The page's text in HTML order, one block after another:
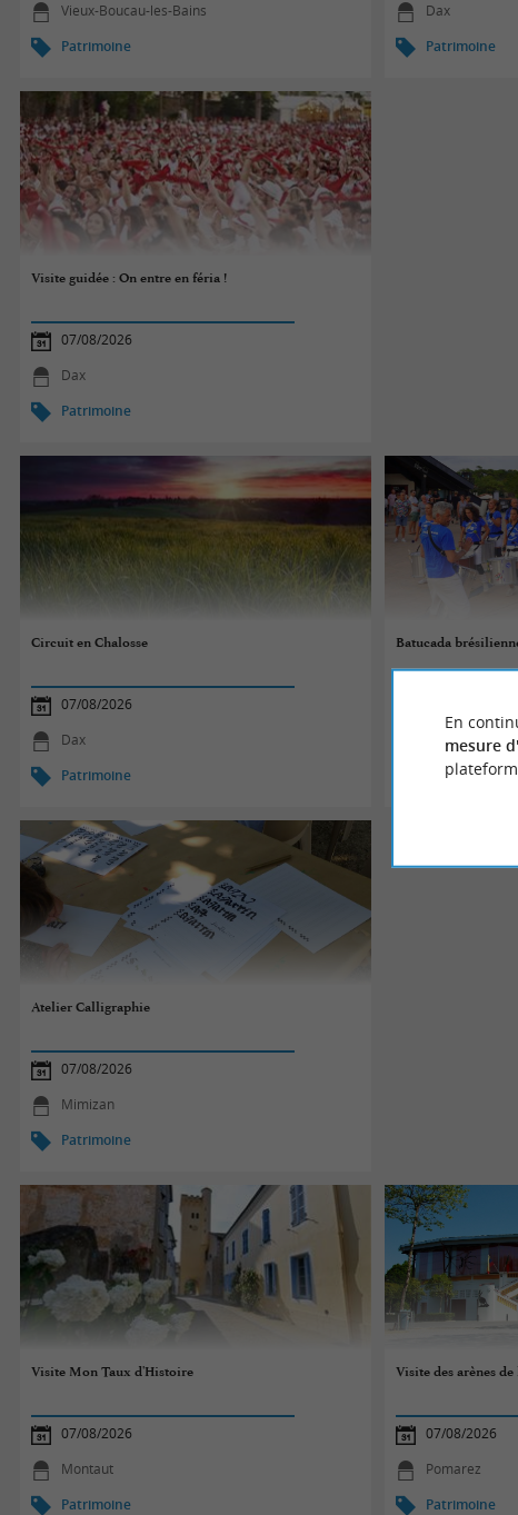
Vieux-Boucau-les-Bains
Patrimoine
Dax
Patrimoine
Visite guidée : On entre en féria !
07/08/2026
Dax
Patrimoine
Circuit en Chalosse
07/08/2026
Dax
Patrimoine
Batucada
Seignosse
Patrimoine
Atelier Calligraphie
07/08/2026
Mimizan
Patrimoine
Visite Mon Taux d'Histoire
07/08/2026
Montaut
Patrimoine
Visite des arènes
07/08/2026
Pomarez
Patrimoine
En
mesure